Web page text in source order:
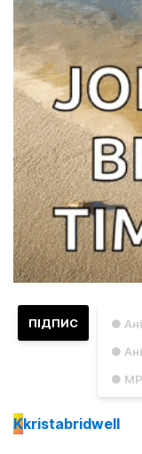
●
●
●
ПІДПИС
Kkristabridwell